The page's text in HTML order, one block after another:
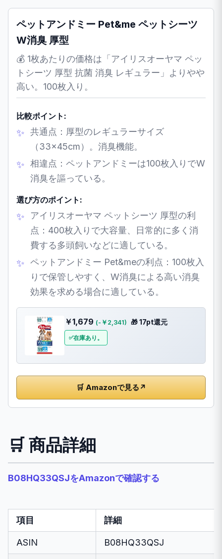
ペットアンドミー Pet&me ペットシーツ
W消臭 厚型
💰 1枚あたりの価格は「アイリスオーヤマ ペッ
トシーツ 厚型 抗菌 消臭 レギュラー」よりやや
高い。100枚入り。
比較ポイント:
共通点：厚型のレギュラーサイズ
（33×45cm）。消臭機能。
相違点：ペットアンドミーは100枚入りでW
消臭を謳っている。
選び方のポイント:
アイリスオーヤマ ペットシーツ 厚型の利
点：400枚入りで大容量、日常的に多く消
費する多頭飼いなどに適している。
ペットアンドミー Pet&meの利点：100枚入
りで保管しやすく、W消臭による高い消臭
効果を求める場合に適している。
￥1,679 (-￥2,341) 🎁 17pt還元
在庫あり。
🛒 Amazonで見る ↗
🛒 商品詳細
B08HQ33QSJをAmazonで確認する
項目 詳細
ASIN B08HQ33QSJ